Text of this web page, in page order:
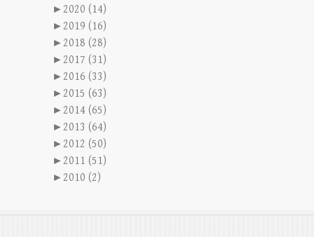
►2020 (14)
►2019 (16)
►2018 (28)
►2017 (31)
►2016 (33)
►2015 (63)
►2014 (65)
►2013 (64)
►2012 (50)
►2011 (51)
►2010 (2)